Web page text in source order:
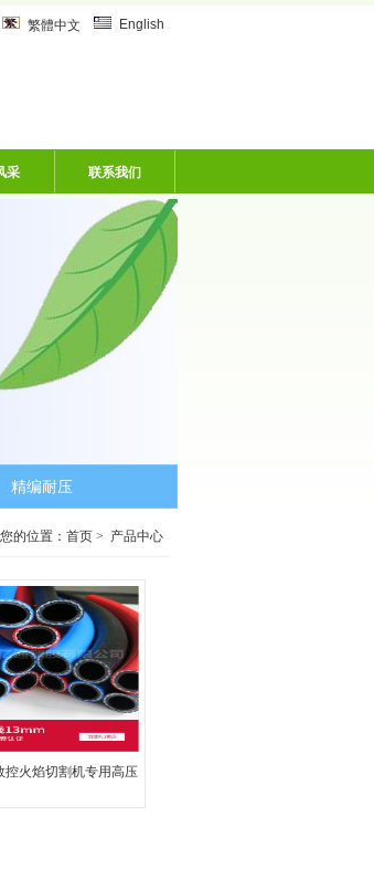
软管、洗车机专用软
繁體中文 English
采 联系我们
精编耐压
您的位置： 首页> 产品中心
火焰切割机专用高压